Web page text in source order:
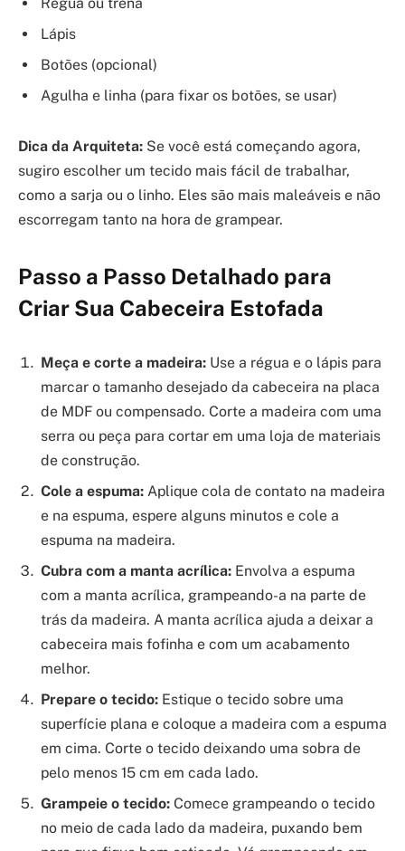
Lápis
Botões (opcional)
Agulha e linha (para fixar os botões, se usar)
Dica da Arquiteta: Se você está começando agora,
sugiro escolher um tecido mais fácil de trabalhar,
como a sarja ou o linho. Eles são mais maleáveis e não
escorregam tanto na hora de grampear.
Passo a Passo Detalhado para
Criar Sua Cabeceira Estofada
Meça e corte a madeira: Use a régua e o lápis para
marcar o tamanho desejado da cabeceira na placa
de MDF ou compensado. Corte a madeira com uma
serra ou peça para cortar em uma loja de materiais
de construção.
Cole a espuma: Aplique cola de contato na madeira
e na espuma, espere alguns minutos e cole a
espuma na madeira.
Cubra com a manta acrílica: Envolva a espuma
com a manta acrílica, grampeando-a na parte de
trás da madeira. A manta acrílica ajuda a deixar a
cabeceira mais fofinha e com um acabamento
melhor.
Prepare o tecido: Estique o tecido sobre uma
superfície plana e coloque a madeira com a espuma
em cima. Corte o tecido deixando uma sobra de
pelo menos 15 cm em cada lado.
Grampeie o tecido: Comece grampeando o tecido
no meio de cada lado da madeira, puxando bem